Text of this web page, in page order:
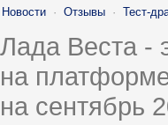
Новости · Отзывы · Тест-
Лада Веста -
на
на сентябрь